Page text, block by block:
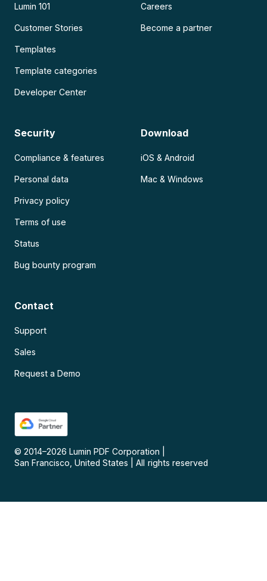
Lumin 101
Customer Stories
Templates
Template categories
Developer Center
Careers
Become a partner
Security
Compliance & features
Personal data
Privacy policy
Terms of use
Status
Bug bounty program
Download
iOS & Android
Mac & Windows
Contact
Support
Sales
Request a Demo
© 2014–2026 Lumin PDF Corporation
San Francisco, United States
All rights reserved